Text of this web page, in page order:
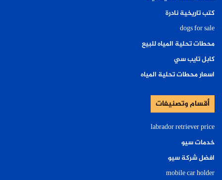
كتب تاريخية نادرة
dogs for sale
محطات تحلية المياه للبيع
كابل تايب سي
اسعار محطات تحلية المياه
أقسام وتصنيفات
labrador retriever price
خدمات سيو
افضل شركة سيو
mobile car holder